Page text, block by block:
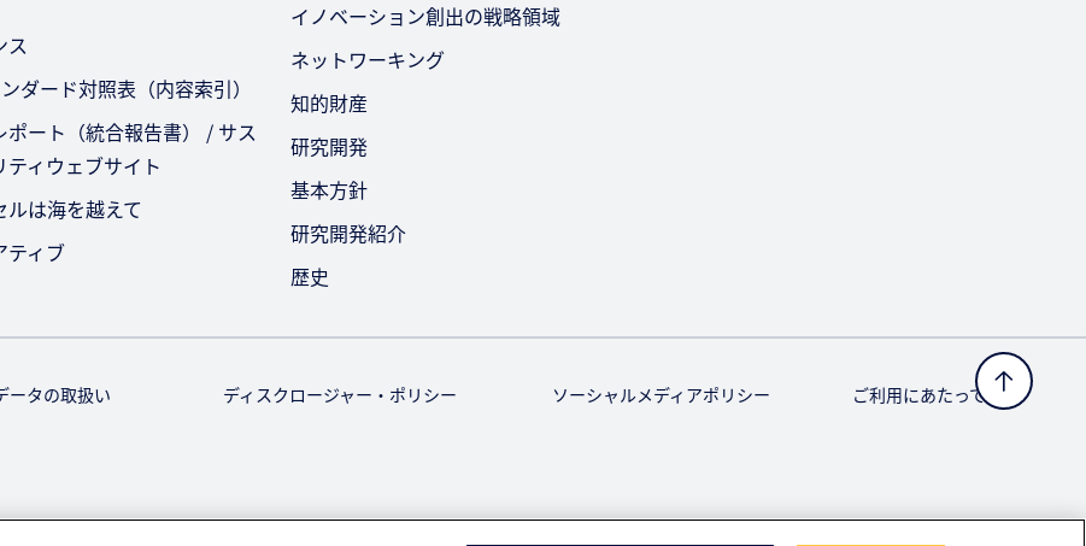
ス
ダード対照表（内容索引）
ポート（統合報告書） / サス
ティウェブサイト
ルは海を越えて
ティブ
イノベーション創出の戦略領域
ネットワーキング
知的財産
研究開発
基本方針
研究開発紹介
歴史
ータの取扱い ディスクロージャー・ポリシー ソーシャルメディアポリシー ご利用にあたって